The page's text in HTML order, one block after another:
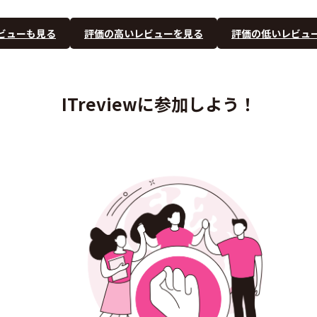
ューも見る 評価の高いレビューを見る 評価の低いレビュ
ITreviewに参加しよう！